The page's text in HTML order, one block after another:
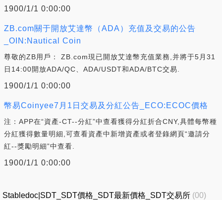
1900/1/1 0:00:00
ZB.com關于開放艾達幣（ADA）充值及交易的公告
_OIN:Nautical Coin
尊敬的ZB用戶： ZB.com現已開放艾達幣充值業務,并將于5月31
日14:00開放ADA/QC、ADA/USDT和ADA/BTC交易.
1900/1/1 0:00:00
幣易Coinyee7月1日交易及分紅公告_ECO:ECOC價格
注：APP在“資產-CT--分紅”中查看獲得分紅折合CNY,具體每幣種
分紅獲得數量明細,可查看資產中新增資產或者登錄網頁“邀請分
紅--獎勵明細”中查看.
1900/1/1 0:00:00
Stabledoc|SDT_SDT價格_SDT最新價格_SDT交易所 (00)